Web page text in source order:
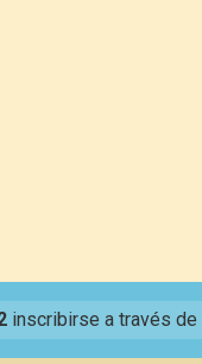
inscribirse a través de